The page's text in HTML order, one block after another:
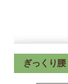
ぎっくり